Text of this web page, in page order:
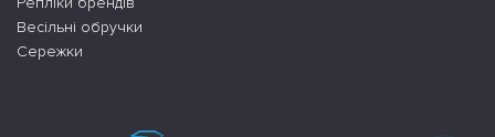
Весільні обручки
Сережки